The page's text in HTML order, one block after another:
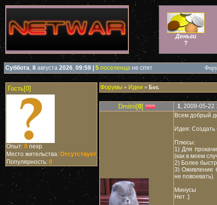
Деньги
?
Суббота, 8 августа 2026, 09:59 5 поселенца не спят
Гость[0]
Опыт: 0 nexp
Место жительства: Отсутствует
Популярность: 0
Форумы » Идеи » Бот.
Dmitrii[0] 1, 2009-05-22
Всем добрый
Идея: Создать
Плюсы:
1) Для
(как в моем
2) Более
3) Оживление
не повоевать).
Минусы
Нет :]